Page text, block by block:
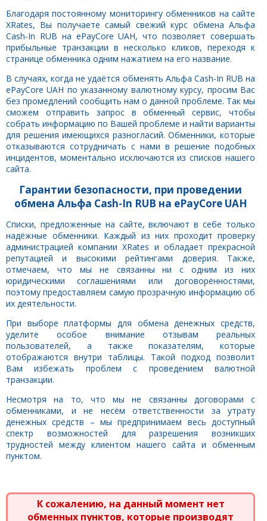
Благодаря постоянному мониторингу обменников на сайте
XRates, Вы получаете самый свежий курс обмена Альфа
Cash-In RUB на ePayCore UAH, что позволяет совершать
прибыльные транзакции в несколько кликов, переходя к
странице обменника одним нажатием на его название.
В случаях, когда не удаётся обменять Альфа Cash-In RUB на
ePayCore UAH по указанному валютному курсу, просим Вас
без промедлений сообщить нам о данной проблеме. Так мы
сможем отправить запрос в обменный сервис, чтобы
собрать информацию по Вашей проблеме и найти варианты
для решения имеющихся разногласий. Обменники, которые
отказываются сотрудничать с нами в решение подобных
инцидентов, моментально исключаются из списков нашего
сайта.
Гарантии безопасности, при проведении
обмена Альфа Cash-In RUB на ePayCore UAH
Списки, предложенные на сайте, включают в себе только
надёжные обменники. Каждый из них проходит проверку
администрацией компании XRates и обладает прекрасной
репутацией и высокими рейтингами доверия. Также,
отмечаем, что мы не связанны ни с одним из них
юридическими соглашениями или договорённостями,
поэтому предоставляем самую прозрачную информацию об
их деятельности.
При выборе платформы для обмена денежных средств,
уделите особое внимание отзывам реальных
пользователей, а также показателям, которые
отображаются внутри таблицы. Такой подход позволит
Вам избежать проблем с проведением валютной
транзакции.
Несмотря на то, что мы не связанны договорами с
обменниками, и не несём ответственности за утрату
денежных средств – мы предпринимаем весь доступный
спектр возможностей для разрешения возникших
трудностей между клиентом нашего сайта и обменным
пунктом.
К сожалению, на данный момент нет
обменных пунктов, которые производят